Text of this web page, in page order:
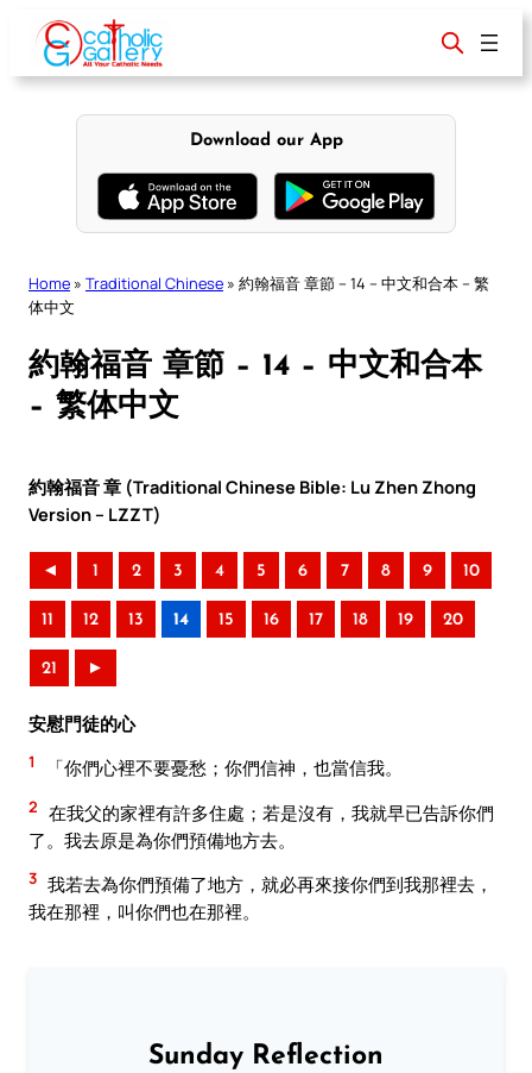
content
Download our App
Home » Traditional Chinese » 約翰福音 章節 – 14 – 中文和合本 – 繁
体中文
約翰福音 章節 – 14 – 中文和合本
– 繁体中文
約翰福音 章 (Traditional Chinese Bible: Lu Zhen Zhong
Version – LZZT)
◄ 1 2 3 4 5 6 7 8 9 10
11 12 13 14 15 16 17 18 19 20
21 ►
安慰門徒的心
1 「你們心裡不要憂愁；你們信神，也當信我。
2 在我父的家裡有許多住處；若是沒有，我就早已告訴你們
了。我去原是為你們預備地方去。
3 我若去為你們預備了地方，就必再來接你們到我那裡去，
我在那裡，叫你們也在那裡。
Sunday Reflection